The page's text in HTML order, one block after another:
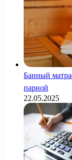
Банный
парной
22.05.2025